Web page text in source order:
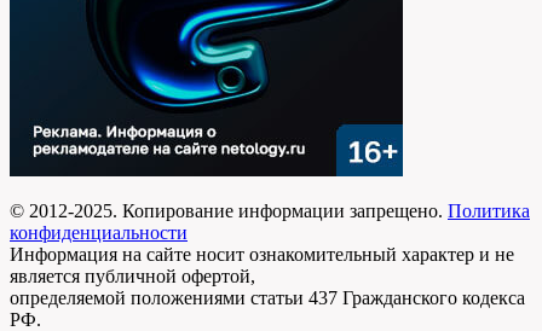
© 2012-2025. Копирование информации запрещено. Политика
конфиденциальности
Информация на сайте носит ознакомительный характер и не
является публичной офертой,
определяемой положениями статьи 437 Гражданского кодекса
РФ.